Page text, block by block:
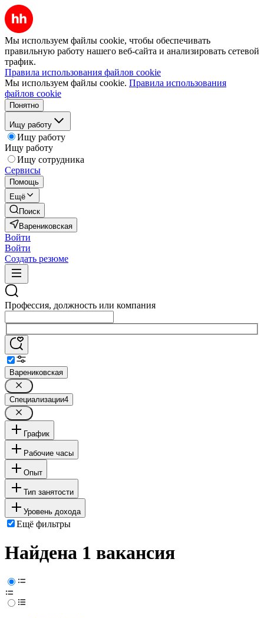
Мы используем файлы cookie, чтобы обеспечивать
правильную работу нашего веб-сайта и анализировать сетевой
трафик.
Правила использования файлов cookie
Мы используем файлы cookie. Правила использования
файлов cookie
Понятно
Ищу работу
Ищу работу
Ищу работу
Ищу сотрудника
Сервисы
Помощь
Ещё
Поиск
Варениковская
Войти
Войти
Создать резюме
Профессия, должность или компания
Варениковская
Специализации4
График
Рабочие часы
Опыт
Тип занятости
Уровень дохода
Ещё фильтры
Найдена 1 вакансия